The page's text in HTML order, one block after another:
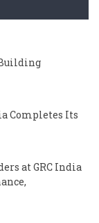
Completes Its
at GRC India